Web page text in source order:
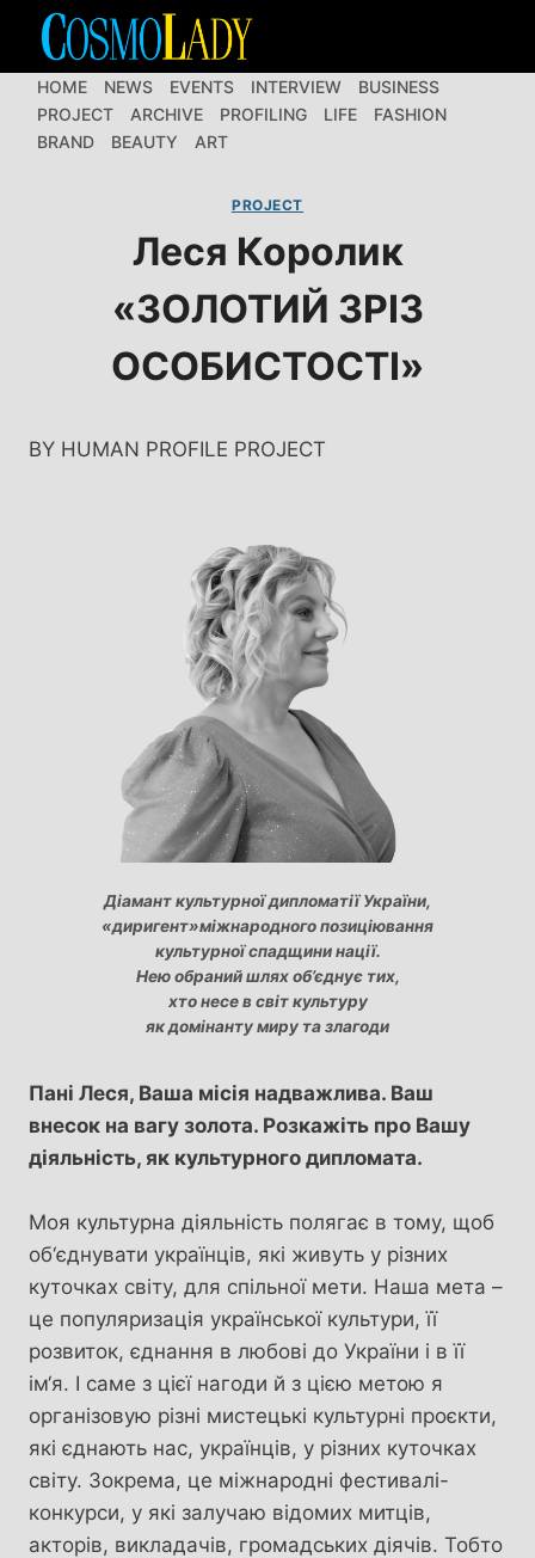
Перейти
вмістуHOME NEWS EVENTS INTERVIEW
BUSINESS
PROJECT
ARCHIVE PROFILING LIFE
FASHION
BRAND
BEAUTY ART
PROJECT
Леся Королик
«ЗОЛОТИЙ ЗРІЗ
ОСОБИСТОСТІ»
BY HUMAN PROFILE PROJECT
Діамант культурної дипломатії України,
«диригент»міжнародного позиціювання
культурної спадщини нації.
Нею обраний шлях об’єднує тих,
хто несе в світ культуру
як домінанту миру та злагоди
Пані Леся, Ваша місія надважлива. Ваш
внесок на вагу золота. Розкажіть про Вашу
діяльність, як культурного дипломата.
Моя культурна діяльність полягає в тому, щоб
об‘єднувати українців, які живуть у різних
куточках світу, для спільної мети. Наша мета –
це популяризація української культури, її
розвиток, єднання в любові до України і в її
ім‘я. І саме з цієї нагоди й з цією метою я
організовую різні мистецькі культурні проєкти,
які єднають нас, українців, у різних куточках
світу. Зокрема, це міжнародні фестивалі-
конкурси, у які залучаю відомих митців,
акторів, викладачів, громадських діячів. Тобто